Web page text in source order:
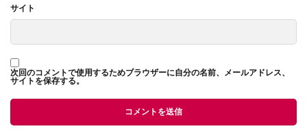
サイト
次回のコメントで使用するためブラウザーに自分の名前、メールアドレス、
サイトを保存する。